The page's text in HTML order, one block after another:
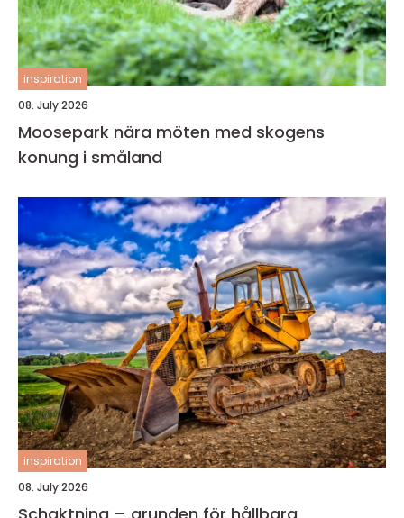
inspiration
08. July 2026
Moosepark nära möten med skogens
konung i småland
inspiration
08. July 2026